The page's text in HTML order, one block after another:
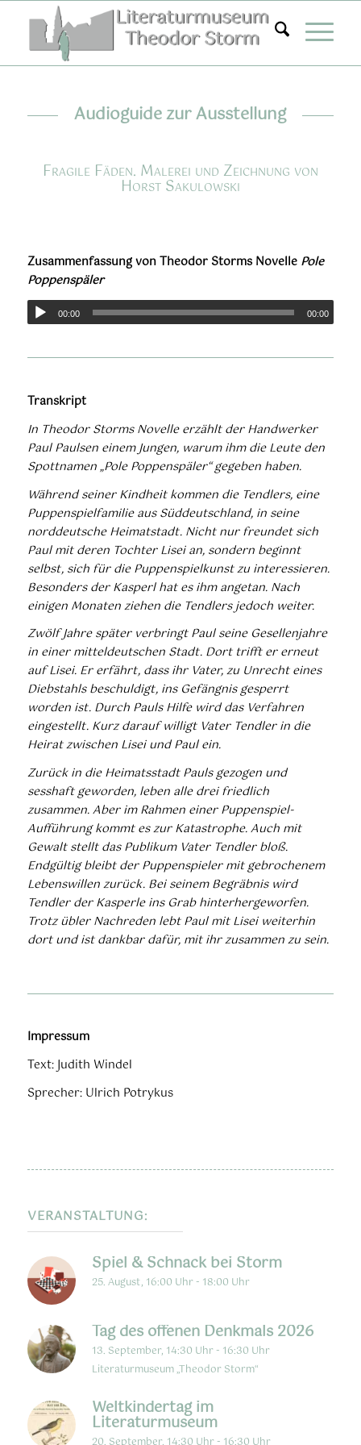
springen
Audioguide zur Ausstellung
Fragile Fäden. Malerei und Zeichnung von
Horst Sakulowski
Zusammenfassung von Theodor Storms Novelle Pole
Poppenspäler
00:00 00:00
Transkript
In Theodor Storms Novelle erzählt der Handwerker
Paul Paulsen einem Jungen, warum ihm die Leute den
Spottnamen „Pole Poppenspäler“ gegeben haben.
Während seiner Kindheit kommen die Tendlers, eine
Puppenspielfamilie aus Süddeutschland, in seine
norddeutsche Heimatstadt. Nicht nur freundet sich
Paul mit deren Tochter Lisei an, sondern beginnt
selbst, sich für die Puppenspielkunst zu interessieren.
Besonders der Kasperl hat es ihm angetan. Nach
einigen Monaten ziehen die Tendlers jedoch weiter.
Zwölf Jahre später verbringt Paul seine Gesellenjahre
in einer mitteldeutschen Stadt. Dort trifft er erneut
auf Lisei. Er erfährt, dass ihr Vater, zu Unrecht eines
Diebstahls beschuldigt, ins Gefängnis gesperrt
worden ist. Durch Pauls Hilfe wird das Verfahren
eingestellt. Kurz darauf willigt Vater Tendler in die
Heirat zwischen Lisei und Paul ein.
Zurück in die Heimatsstadt Pauls gezogen und
sesshaft geworden, leben alle drei friedlich
zusammen. Aber im Rahmen einer Puppenspiel-
Aufführung kommt es zur Katastrophe. Auch mit
Gewalt stellt das Publikum Vater Tendler bloß.
Endgültig bleibt der Puppenspieler mit gebrochenem
Lebenswillen zurück. Bei seinem Begräbnis wird
Tendler der Kasperle ins Grab hinterhergeworfen.
Trotz übler Nachreden lebt Paul mit Lisei weiterhin
dort und ist dankbar dafür, mit ihr zusammen zu sein.
Impressum
Text: Judith Windel
Sprecher: Ulrich Potrykus
VERANSTALTUNG:
Spiel & Schnack bei Storm
25. August, 16:00 Uhr - 18:00 Uhr
Tag des offenen Denkmals 2026
13. September, 14:30 Uhr - 16:30 Uhr
Literaturmuseum „Theodor Storm“
Weltkindertag im
Literaturmuseum